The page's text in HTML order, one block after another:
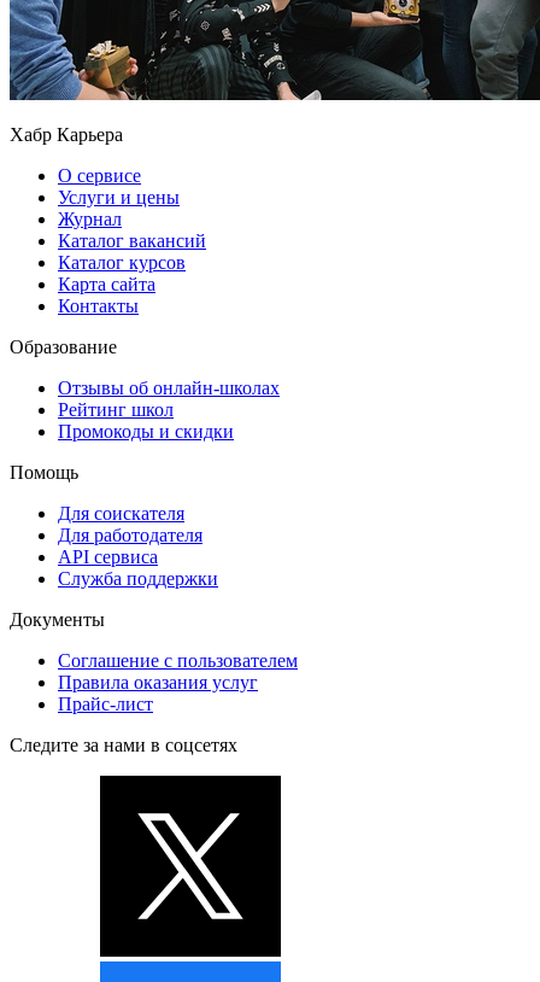
Хабр Карьера
О сервисе
Услуги и цены
Журнал
Каталог вакансий
Каталог курсов
Карта сайта
Контакты
Образование
Отзывы об онлайн-школах
Рейтинг школ
Промокоды и скидки
Помощь
Для соискателя
Для работодателя
API сервиса
Служба поддержки
Документы
Соглашение с пользователем
Правила оказания услуг
Прайс-лист
Следите за нами в соцсетях